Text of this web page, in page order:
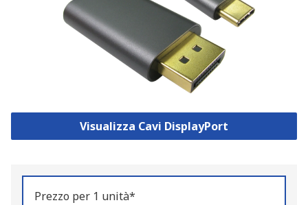
Visualizza Cavi DisplayPort
Prezzo per 1 unità*